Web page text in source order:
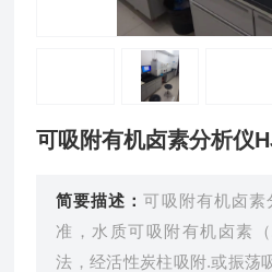
可吸附有机卤素分析仪
简要描述：可吸附有机卤素
准，水质可吸附有机卤素
法，经活性炭柱吸附.或振荡